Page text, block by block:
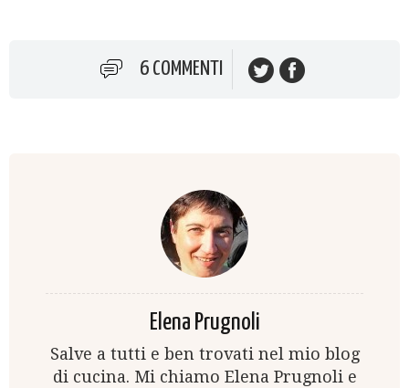
6 COMMENTI
Elena Prugnoli
Salve a tutti e ben trovati nel mio blog
di cucina. Mi chiamo Elena Prugnoli e